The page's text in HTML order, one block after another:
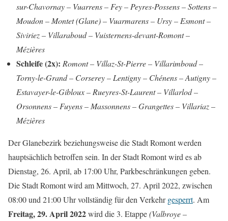
sur-Chavornay – Vuarrens – Fey – Peyres-Possens – Sottens –
Moudon – Montet (Glane) – Vuarmarens – Ursy – Esmont –
Siviriez – Villaraboud – Vuisternens-devant-Romont –
Mézières
Schleife (2x): Romont – Villaz-St-Pierre – Villarimboud –
Torny-le-Grand – Corserey – Lentigny – Chénens – Autigny –
Estavayer-le-Gibloux – Rueyres-St-Laurent – Villarlod –
Orsonnens – Fuyens – Massonnens – Grangettes – Villariaz –
Mézières
Der Glanebezirk beziehungsweise die Stadt Romont werden
hauptsächlich betroffen sein. In der Stadt Romont wird es ab
Dienstag, 26. April, ab 17:00 Uhr, Parkbeschränkungen geben.
Die Stadt Romont wird am Mittwoch, 27. April 2022, zwischen
08:00 und 21:00 Uhr vollständig für den Verkehrgesperrt. Am
Freitag, 29. April 2022wird die 3. Etappe(Valbroye –